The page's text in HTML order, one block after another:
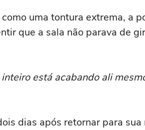
uma tontura extrema, a
que a sala não parava de
está acabando ali
dias após retornar para sua